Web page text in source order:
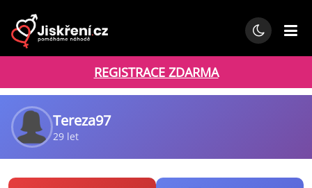
REGISTRACE ZDARMA
Tereza97
29 let